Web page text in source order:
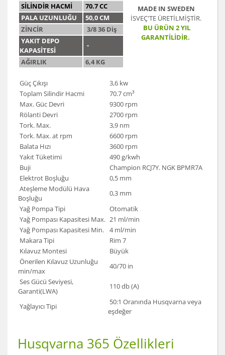
SİLİNDİR HACMİ
70.7 CC
PALA UZUNLUĞU
50,0 CM
ZİNCİR
3/8 36 Diş
YAKIT DEPO
KAPASİTESİ
-
AĞIRLIK
6,4 KG
MADE IN SWEDEN
İSVEÇ'TE ÜRETİLMİŞTİR.
BU ÜRÜN 2 YIL
GARANTİLİDİR.
Güç Çıkışı
3,6 kw
Toplam Silindir Hacmi
70.7 cm³
Max. Güc Devri
9300 rpm
Rölanti Devri
2700 rpm
Tork. Max.
3,9 nm
Tork. Max. at rpm
6600 rpm
Balata Hızı
3600 rpm
Yakıt Tüketimi
490 g/kwh
Buji
Champion RCJ7Y. NGK BPMR7A
Elektrot Boşluğu
0,5 mm
Ateşleme Modülü Hava
Boşluğu
0,3 mm
Yağ Pompa Tipi
Otomatik
Yağ Pompası Kapasitesi Max. 21 ml/min
Yağ Pompası Kapasitesi Min.
4 ml/min
Makara Tipi
Rim 7
Kılavuz Montesi
Büyük
Önerilen Kılavuz Uzunluğu
min/max
40/70 in
Ses Gücü Seviyesi,
Garanti(LWA)
110 db (A)
Yağlayıcı Tipi
50:1 Oranında Husqvarna veya
eşdeğer
Husqvarna 365 Özellikleri